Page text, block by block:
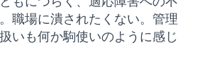
職場に潰されたくない。管理
いも何か駒使いのように感じ